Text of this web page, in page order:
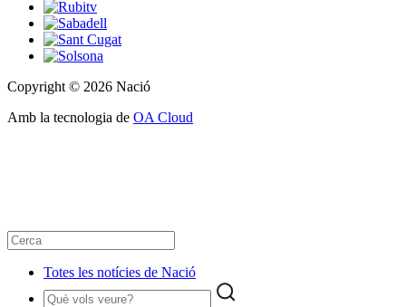
Copyright © 2026 Nació
Amb la tecnologia de OA Cloud
Totes les notícies de Nació